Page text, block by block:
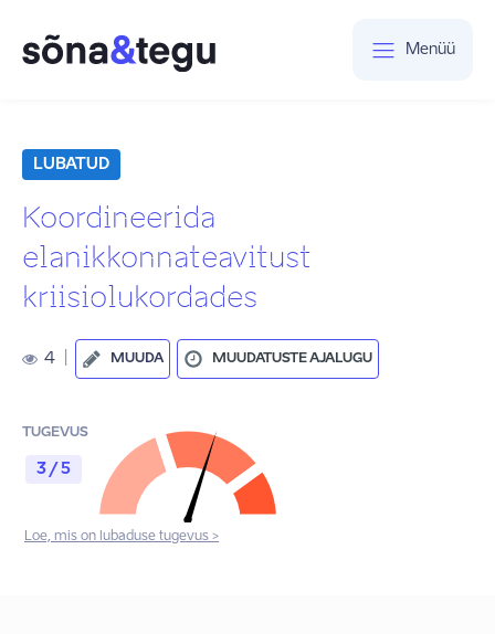
Menüü
LUBATUD
Koordineerida
elanikkonnateavitust
kriisiolukordades
4 MUUDA MUUDATUSTE AJALUGU
TUGEVUS
3 / 5
Loe, mis on lubaduse tugevus >